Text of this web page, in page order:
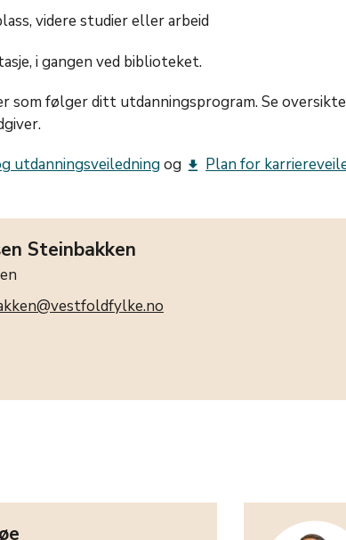
videre studier eller arbeid
i gangen ved biblioteket.
som følger ditt utdanningsprogram. Se
utdanningsveiledningog get_app Plan for
Steinbakken